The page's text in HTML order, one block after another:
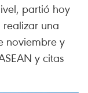
partió hoy
una
noviembre y
y citas